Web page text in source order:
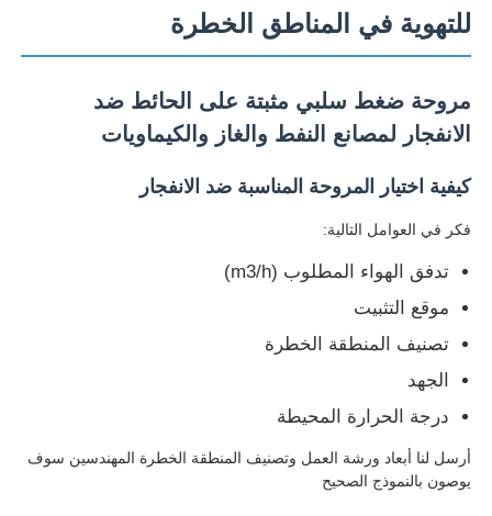
للتهوية في المناطق الخطرة
مروحة ضغط سلبي مثبتة على الحائط ضد
الانفجار لمصانع النفط والغاز والكيماويات
كيفية اختيار المروحة المناسبة ضد الانفجار
فكر في العوامل التالية:
تدفق الهواء المطلوب (m3/h)
موقع التثبيت
تصنيف المنطقة الخطرة
الجهد
درجة الحرارة المحيطة
أرسل لنا أبعاد ورشة العمل وتصنيف المنطقة الخطرة المهندسين سوف
يوصون بالنموذج الصحيح